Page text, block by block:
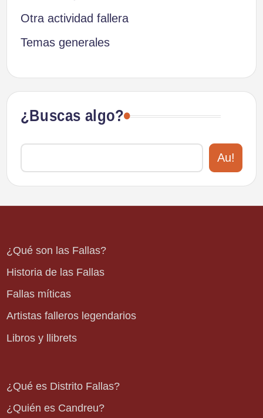
Otra actividad fallera
Temas generales
¿Buscas algo?
Au!
¿Qué son las Fallas?
Historia de las Fallas
Fallas míticas
Artistas falleros legendarios
Libros y llibrets
¿Qué es Distrito Fallas?
¿Quién es Candreu?